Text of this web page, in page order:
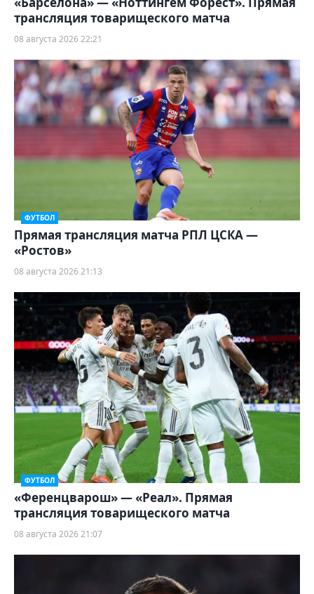
трансляция товарищеского матча
08 августа 2026 22:21
ФУТБОЛ
Прямая трансляция матча РПЛ ЦСКА —
«Ростов»
08 августа 2026 21:13
ФУТБОЛ
«Ференцварош» — «Реал». Прямая
трансляция товарищеского матча
08 августа 2026 21:07